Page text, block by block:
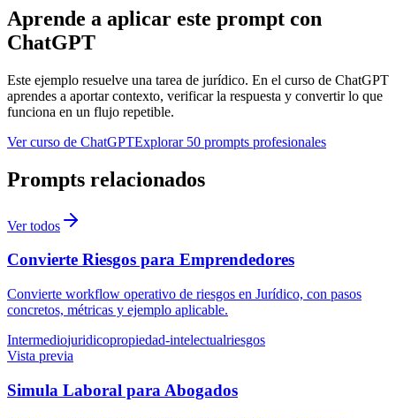
Aprende a aplicar este prompt con
ChatGPT
Este ejemplo resuelve una tarea de jurídico. En el curso de ChatGPT
aprendes a aportar contexto, verificar la respuesta y convertir lo que
funciona en un flujo repetible.
Ver curso de ChatGPTExplorar 50 prompts profesionales
Prompts relacionados
Ver todos
Convierte Riesgos para Emprendedores
Convierte workflow operativo de riesgos en Jurídico, con pasos
concretos, métricas y ejemplo aplicable.
Intermediojuridicopropiedad-intelectualriesgos
Vista previa
Simula Laboral para Abogados